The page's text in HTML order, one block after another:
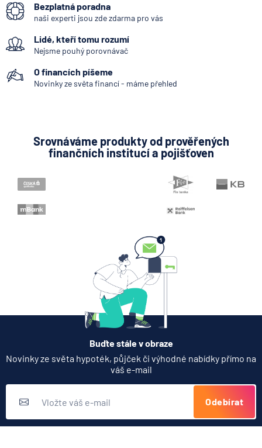
6.8.2026 Daně
podvodníků
6.8.2026 Banka
Zobrazit všechny články
Bezpečnostní schránka
Činžovní dům
Škodná událost
Scam
Sociální prostředí
Bezplatná poradna
naši experti jsou zde zdarma pro vás
Lidé, kteří tomu rozumí
Nejsme pouhý porovnávač
O financích píšeme
Novinky ze světa financí - máme přehled
Srovnáváme produkty od prověřených
finančních institucí a pojišťoven
Buďte stále v obraze
Novinky ze světa hypoték, půjček či výhodné nabídky přímo na
váš e-mail
Odebírat